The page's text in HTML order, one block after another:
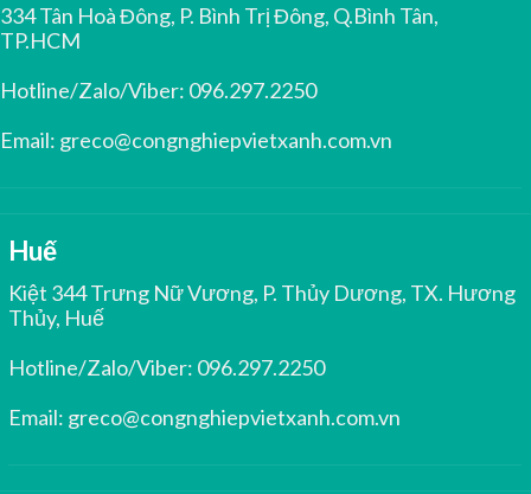
334 Tân Hoà Đông, P. Bình Trị Đông, Q.Bình Tân,
TP.HCM
Hotline/Zalo/Viber: 096.297.2250
Email: greco@congnghiepvietxanh.com.vn
Huế
Kiệt 344 Trưng Nữ Vương, P. Thủy Dương, TX. Hương
Thủy, Huế
Hotline/Zalo/Viber: 096.297.2250
Email: greco@congnghiepvietxanh.com.vn